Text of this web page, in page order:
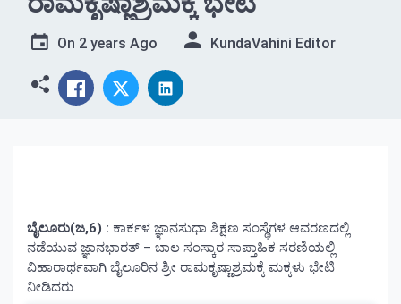
On 2 years Ago KundaVahini Editor
ಬೈಲೂರು(ಜ,6) : ಕಾರ್ಕಳ ಜ್ಞಾನಸುಧಾ ಶಿಕ್ಷಣ ಸಂಸ್ಥೆಗಳ ಆವರಣದಲ್ಲಿ
ನಡೆಯುವ ಜ್ಞಾನಭಾರತ್ – ಬಾಲ ಸಂಸ್ಕಾರ ಸಾಪ್ತಾಹಿಕ ಸರಣಿಯಲ್ಲಿ
ವಿಹಾರಾರ್ಥವಾಗಿ ಬೈಲೂರಿನ ಶ್ರೀ ರಾಮಕೃಷ್ಣಾಶ್ರಮಕ್ಕೆ ಮಕ್ಕಳು ಭೇಟಿ
ನೀಡಿದರು.